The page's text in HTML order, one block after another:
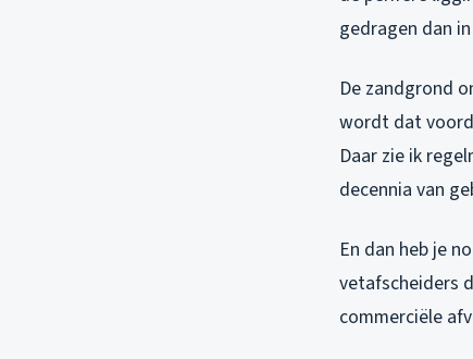
gedragen dan
De zandgrond
wordt dat
Daar zie ik
decennia van
En dan heb je
vetafscheiders
commerciële